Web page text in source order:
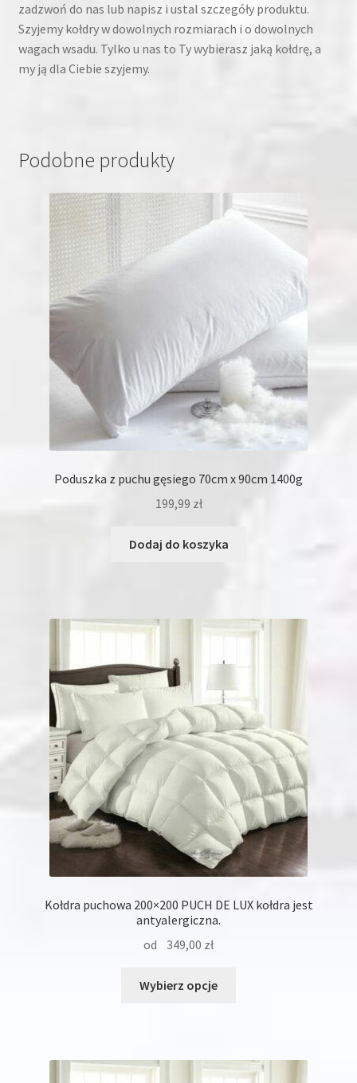
zadzwoń do nas lub napisz i ustal szczegóły produktu.
Szyjemy kołdry w dowolnych rozmiarach i o dowolnych
wagach wsadu. Tylko u nas to Ty wybierasz jaką kołdrę, a
my ją dla Ciebie szyjemy.
Podobne produkty
Poduszka z puchu gęsiego 70cm x 90cm 1400g
199,99 zł
Dodaj do koszyka
Kołdra puchowa 200×200 PUCH DE LUX kołdra jest
antyalergiczna.
od
349,00 zł
Wybierz opcje
Opcje